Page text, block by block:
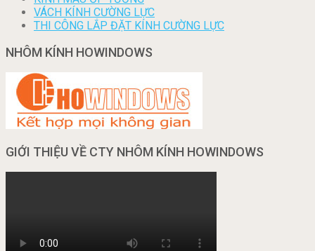
VÁCH KÍNH CƯỜNG LỰC
THI CÔNG LẮP ĐẶT KÍNH CƯỜNG LỰC
NHÔM KÍNH HOWINDOWS
GIỚI THIỆU VỀ CTY NHÔM KÍNH HOWINDOWS